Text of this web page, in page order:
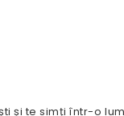
și te simți într-o